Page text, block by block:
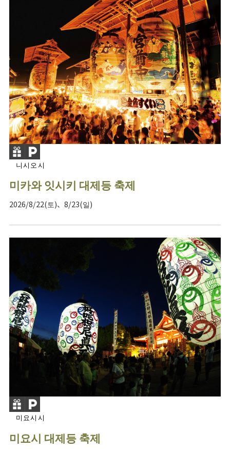
니시오시
미카와 잇시키 대제등 축제
2026/8/22(토)、8/23(일)
미요시시
미요시 대제등 축제